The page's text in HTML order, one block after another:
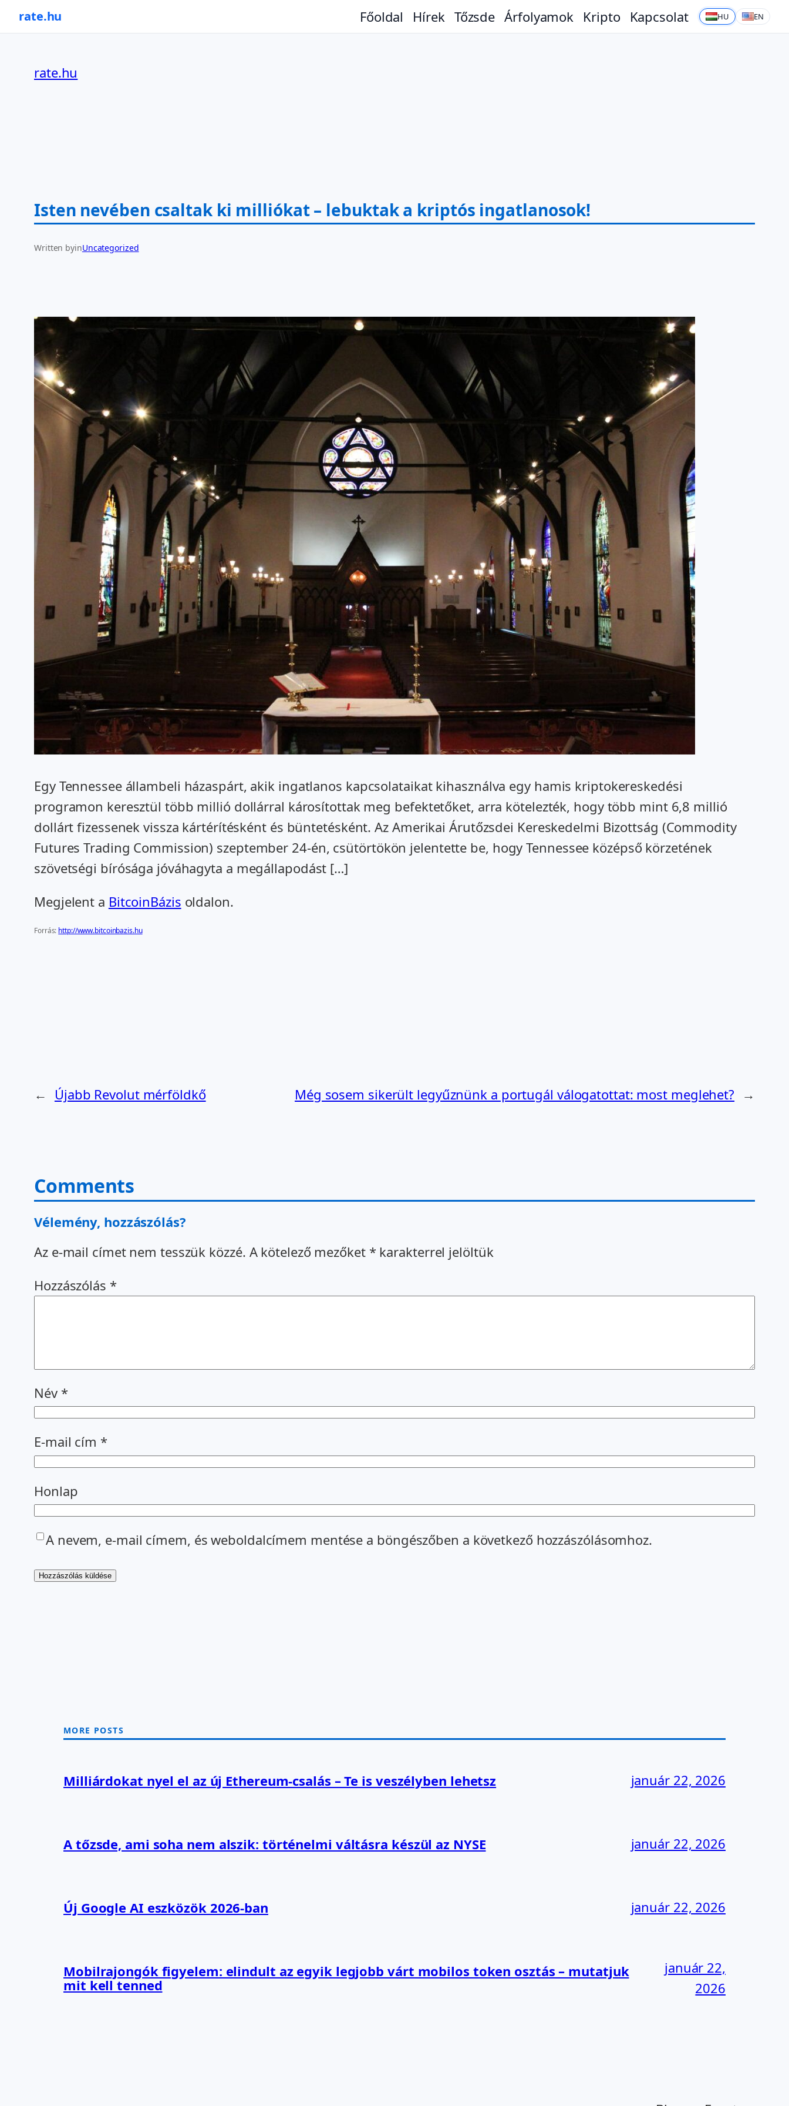
rate.hu Főoldal Hírek Tőzsde Árfolyamok Kripto Kapcsolat HU EN
rate.hu
Isten nevében csaltak ki milliókat – lebuktak a kriptós ingatlanosok!
Written byinUncategorized
Egy Tennessee állambeli házaspárt, akik ingatlanos kapcsolataikat kihasználva egy hamis kriptokereskedési
programon keresztül több millió dollárral károsítottak meg befektetőket, arra kötelezték, hogy több mint 6,8 millió
dollárt fizessenek vissza kártérítésként és büntetésként. Az Amerikai Árutőzsdei Kereskedelmi Bizottság (Commodity
Futures Trading Commission) szeptember 24-én, csütörtökön jelentette be, hogy Tennessee középső körzetének
szövetségi bírósága jóváhagyta a megállapodást […]
Megjelent a BitcoinBázis oldalon.
Forrás: http://www.bitcoinbazis.hu
← Újabb Revolut mérföldkő Még sosem sikerült legyűznünk a portugál válogatottat: most meglehet? →
Comments
Vélemény, hozzászólás?
Az e-mail címet nem tesszük közzé. A kötelező mezőket * karakterrel jelöltük
Hozzászólás *
Név *
E-mail cím *
Honlap
A nevem, e-mail címem, és weboldalcímem mentése a böngészőben a következő hozzászólásomhoz.
MORE POSTS
Milliárdokat nyel el az új Ethereum-csalás – Te is veszélyben lehetsz január 22, 2026
A tőzsde, ami soha nem alszik: történelmi váltásra készül az NYSE január 22, 2026
Új Google AI eszközök 2026-ban január 22, 2026
Mobilrajongók figyelem: elindult az egyik legjobb várt mobilos token osztás – mutatjuk
mit kell tenned
január 22,
2026